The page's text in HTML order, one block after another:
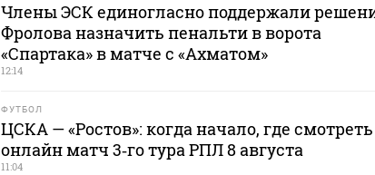
Члены ЭСК единогласно поддержали
Фролова назначить пенальти в ворота
«Спартака» в матче с «Ахматом»
12:14
ФУТБОЛ
ЦСКА — «Ростов»: когда начало, где смотреть
онлайн матч 3‑го тура РПЛ 8 августа
11:04